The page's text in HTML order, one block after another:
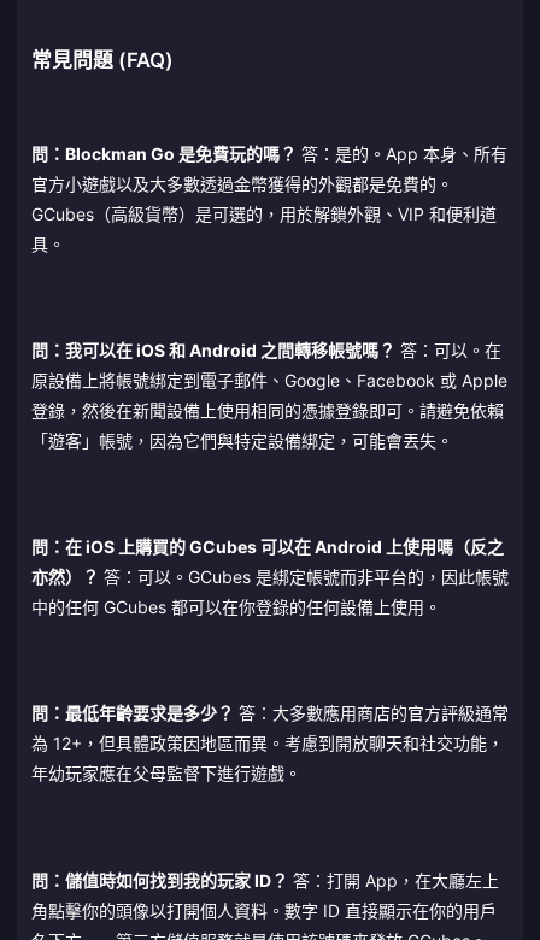
常見問題 (FAQ)
問：Blockman Go 是免費玩的嗎？ 答：是的。App 本身、所有
官方小遊戲以及大多數透過金幣獲得的外觀都是免費的。
GCubes（高級貨幣）是可選的，用於解鎖外觀、VIP 和便利道
具。
問：我可以在 iOS 和 Android 之間轉移帳號嗎？ 答：可以。在
原設備上將帳號綁定到電子郵件、Google、Facebook 或 Apple
登錄，然後在新聞設備上使用相同的憑據登錄即可。請避免依賴
「遊客」帳號，因為它們與特定設備綁定，可能會丟失。
問：在 iOS 上購買的 GCubes 可以在 Android 上使用嗎（反之
亦然）？ 答：可以。GCubes 是綁定帳號而非平台的，因此帳號
中的任何 GCubes 都可以在你登錄的任何設備上使用。
問：最低年齡要求是多少？ 答：大多數應用商店的官方評級通常
為 12+，但具體政策因地區而異。考慮到開放聊天和社交功能，
年幼玩家應在父母監督下進行遊戲。
問：儲值時如何找到我的玩家 ID？ 答：打開 App，在大廳左上
角點擊你的頭像以打開個人資料。數字 ID 直接顯示在你的用戶